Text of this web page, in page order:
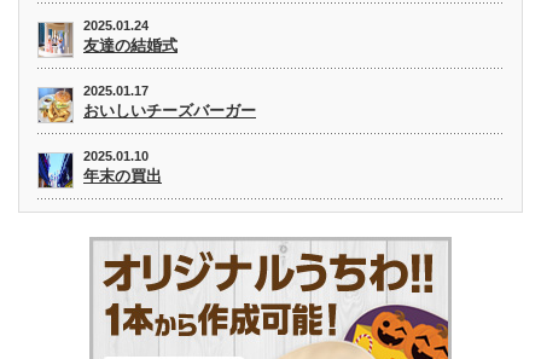
2025.01.24
友達の結婚式
2025.01.17
おいしいチーズバーガー
2025.01.10
年末の買出